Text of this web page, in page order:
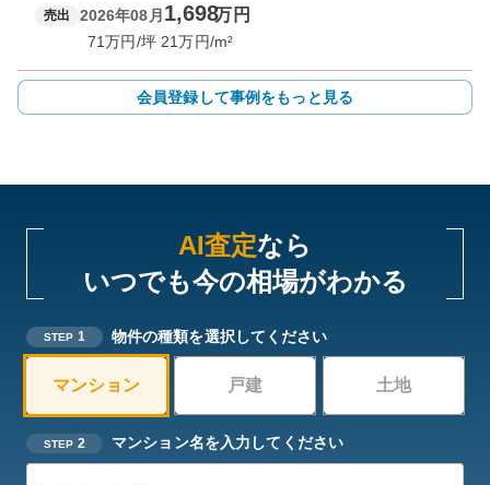
売出 2026年08月 1,698万円
71万円/坪 21万円/m²
会員登録して事例をもっと見る
AI査定なら
いつでも今の相場がわかる
STEP 1 物件の種類を選択してください
マンション 戸建 土地
STEP 2 マンション名を入力してください